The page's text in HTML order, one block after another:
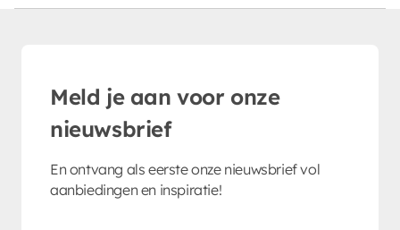
Meld je aan voor onze
nieuwsbrief
En ontvang als eerste onze nieuwsbrief vol
aanbiedingen en inspiratie!